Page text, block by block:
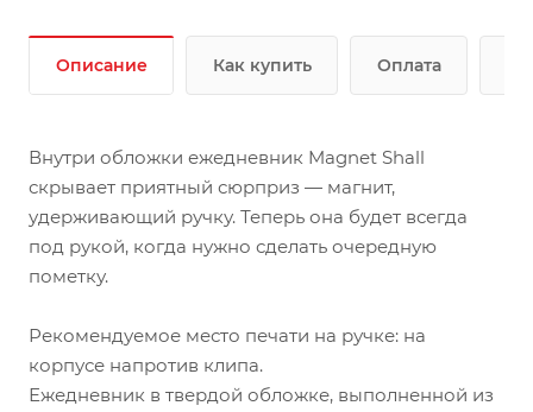
Описание Как купить Оплата
Внутри обложки ежедневник Magnet Shall
скрывает приятный сюрприз — магнит,
удерживающий ручку. Теперь она будет всегда
под рукой, когда нужно сделать очередную
пометку.
Рекомендуемое место печати на ручке: на
корпусе напротив клипа.
Ежедневник в твердой обложке, выполненной из